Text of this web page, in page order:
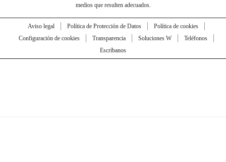
medios que resulten adecuados.
Aviso legal Política de Protección de Datos
Política de cookies
Configuración de cookies
Transparencia Soluciones W
Teléfonos
Escríbanos